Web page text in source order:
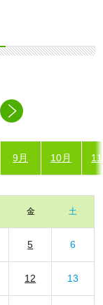
9月 10月
金 土
5 6
12 13